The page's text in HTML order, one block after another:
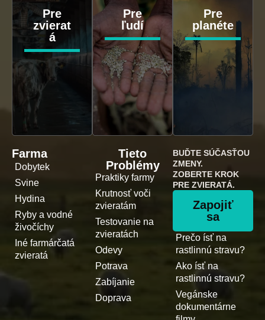
Pre
zvierat
á
Pre
ľudí
Pre
planéte
Farma
Dobytek
Svine
Hydina
Ryby a vodné
živočíchy
Iné farmárčatá
zvieratá
Tieto
Problémy
Praktiky farmy
Krutnosť voči
zvieratám
Testovanie na
zvieratách
Odevy
Potrava
Zabíjanie
Doprava
BUĎTE SÚČASŤOU
ZMENY.
ZOBERTE KROK
PRE ZVIERATÁ.
Zapojiť
sa
Prečo ísť na
rastlinnú stravu?
Ako ísť na
rastlinnú stravu?
Vegánske
dokumentárne